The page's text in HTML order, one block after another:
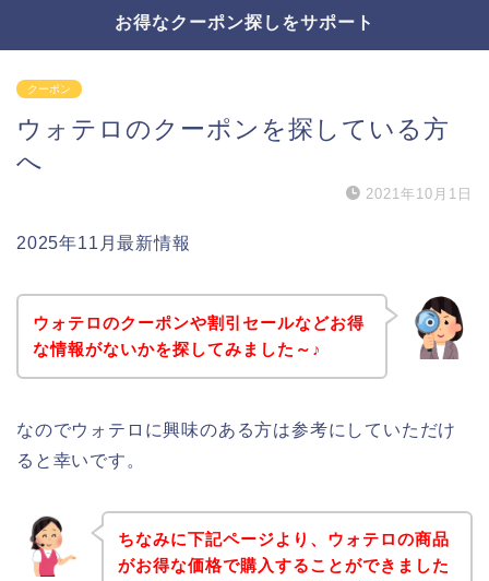
お得なクーポン探しをサポート
クーポン
ウォテロのクーポンを探している方
へ
2021年10月1日
2025年11月最新情報
ウォテロのクーポンや割引セールなどお得
な情報がないかを探してみました～♪
なのでウォテロに興味のある方は参考にしていただけ
ると幸いです。
ちなみに下記ページより、ウォテロの商品
がお得な価格で購入することができました